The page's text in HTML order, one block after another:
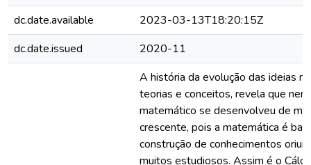
dc.date.available
2023-03-13T18:20:15Z
dc.date.issued
2020-11
A história da evolução das ideias
teorias e conceitos, revela que
matemático se desenvolveu de
crescente, pois a matemática é
construção de conhecimentos
muitos estudiosos. Assim é o